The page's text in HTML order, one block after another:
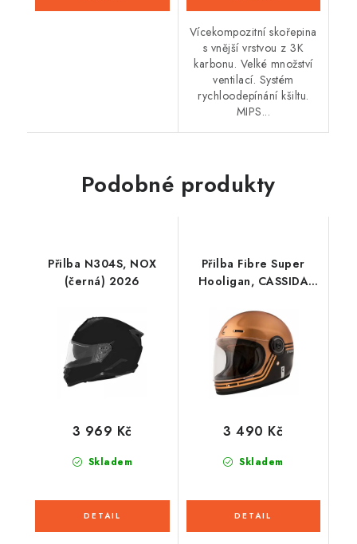
Vícekompozitní skořepina
s vnější vrstvou z 3K
karbonu. Velké množství
ventilací. Systém
rychloodepínání kšiltu.
MIPS...
Podobné produkty
Přilba N304S, NOX
(černá) 2026
Skladem
3 969 Kč
Přilba Fibre Super
Hooligan, CASSIDA
měděná/šedá)
Skladem
3 490 Kč